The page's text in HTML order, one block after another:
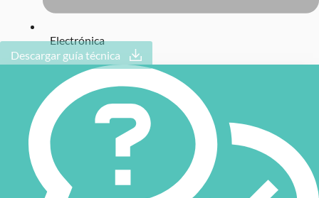
Electrónica
Descargar guía técnica